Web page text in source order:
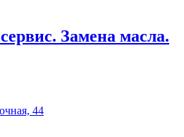
Замена масла.
44